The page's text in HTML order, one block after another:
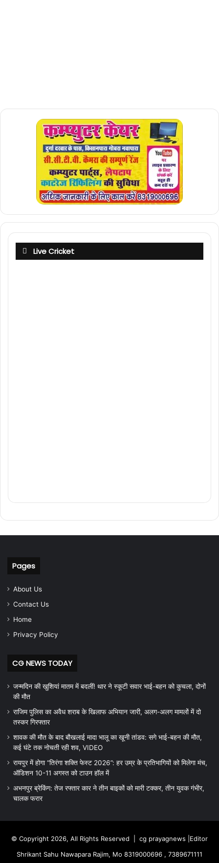
Live Cricket
Pages
About Us
Contact Us
Home
Privacy Policy
CG NEWS TODAY
जन्मदिन की खुशियां मातम में बदलीं! थार ने स्कूटी सवार भाई-बहन को कुचला, दोनों
की मौत
राजिम पुलिस का अवैध शराब के खिलाफ अभियान जारी, अलग-अलग मामलों में दो
तस्कर गिरफ्तार
शावक की मौत के बाद बौखलाई मादा भालू का खूनी तांडव: सगे भाई-बहन की मौत,
कई घंटे तक नोचती रही शव, VIDEO
रायपुर में होगा “तिरंगा शक्ति फेस्ट 2026”: हर उम्र के प्रतिभागियों को मिलेगा मंच,
ऑडिशन 10-11 अगस्त को टाउन हॉल में
अभनपुर ब्रेकिंग: तेज रफ्तार कार ने तीन बाइकों को मारी टक्कर, तीन युवक गंभीर,
चालक फरार
© Copyright 2026, All Rights Reserved | cg prayagnews |Editor
Shrikant Sahu Nawapara Rajim, Mo 8319000696 , 7389671111